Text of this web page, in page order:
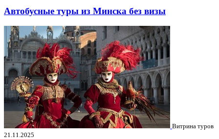
Автобусные туры из Минска без визы
Витрина туров
21.11.2025